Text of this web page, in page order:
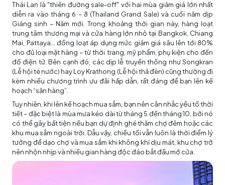
Thái Lan là "thiên đường sale-off" với hai mùa giảm giá lớn nhất
diễn ra vào tháng 6 – 8 (Thailand Grand Sale) và cuối năm dịp
Giáng sinh – Năm mới. Trong khoảng thời gian này, hàng loạt
trung tâm thương mại và cửa hàng lớn nhỏ tại Bangkok, Chiang
Mai, Pattaya… đồng loạt áp dụng mức giảm giá sâu lên tới 80%
cho đủ loại mặt hàng – từ thời trang, mỹ phẩm, phụ kiện cho đến
đồ điện tử. Bên cạnh đó, các dịp lễ truyền thống như Songkran
(Lễ hội té nước) hay Loy Krathong (Lễ hội thả đèn) cũng thường đi
kèm nhiều chương trình ưu đãi hấp dẫn, rất đáng để bạn lên kế
hoạch “săn hàng”.
Tuy nhiên, khi lên kế hoạch mua sắm, bạn nên cân nhắc yếu tố thời
tiết – đặc biệt là mùa mưa kéo dài từ tháng 5 đến tháng 10, bởi nó
có thể gây bất tiện nếu bạn dự định ghé thăm chợ đêm hoặc các
khu mua sắm ngoài trời. Dẫu vậy, chiều tối vẫn luôn là thời điểm lý
tưởng để dạo chợ và mua sắm khi không khí dịu mát, khu chợ trở
nên nhộn nhịp và nhiều gian hàng độc đáo bắt đầu mở cửa.